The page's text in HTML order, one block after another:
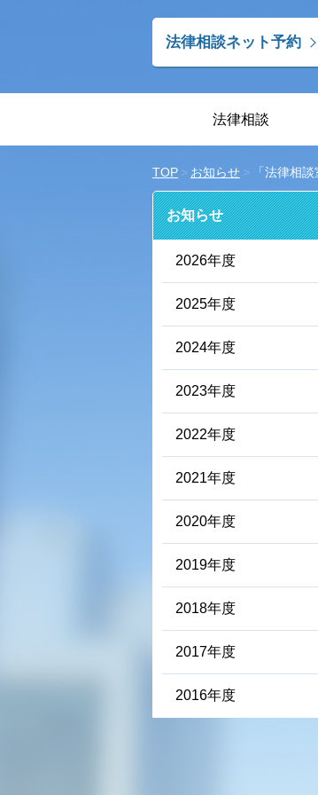
法律相談ネット予約
法律相談
TOP お知らせ 「法律相
お知らせ
2026年度
2025年度
2024年度
2023年度
2022年度
2021年度
2020年度
2019年度
2018年度
2017年度
2016年度